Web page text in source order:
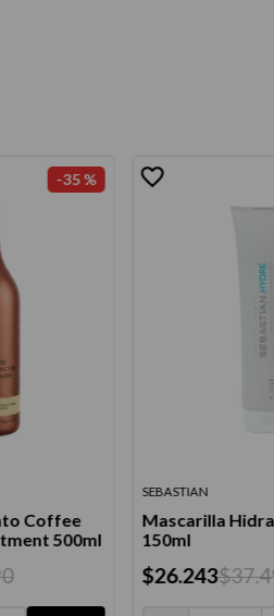
-35 %
Coffee
500ml
SEBASTIAN
Mascarilla
150ml
$26.243$37.